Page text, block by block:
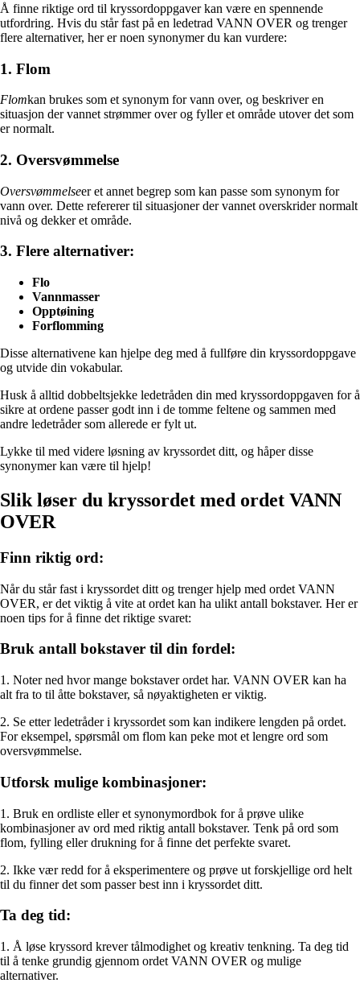
Å finne riktige ord til kryssordoppgaver kan være en spennende
utfordring. Hvis du står fast på en ledetrad VANN OVER og trenger
flere alternativer, her er noen synonymer du kan vurdere:
1. Flom
Flomkan brukes som et synonym for vann over, og beskriver en
situasjon der vannet strømmer over og fyller et område utover det som
er normalt.
2. Oversvømmelse
Oversvømmelseer et annet begrep som kan passe som synonym for
vann over. Dette refererer til situasjoner der vannet overskrider normalt
nivå og dekker et område.
3. Flere alternativer:
Flo
Vannmasser
Opptøining
Forflomming
Disse alternativene kan hjelpe deg med å fullføre din kryssordoppgave
og utvide din vokabular.
Husk å alltid dobbeltsjekke ledetråden din med kryssordoppgaven for å
sikre at ordene passer godt inn i de tomme feltene og sammen med
andre ledetråder som allerede er fylt ut.
Lykke til med videre løsning av kryssordet ditt, og håper disse
synonymer kan være til hjelp!
Slik løser du kryssordet med ordet VANN
OVER
Finn riktig ord:
Når du står fast i kryssordet ditt og trenger hjelp med ordet VANN
OVER, er det viktig å vite at ordet kan ha ulikt antall bokstaver. Her er
noen tips for å finne det riktige svaret:
Bruk antall bokstaver til din fordel:
1. Noter ned hvor mange bokstaver ordet har. VANN OVER kan ha
alt fra to til åtte bokstaver, så nøyaktigheten er viktig.
2. Se etter ledetråder i kryssordet som kan indikere lengden på ordet.
For eksempel, spørsmål om flom kan peke mot et lengre ord som
oversvømmelse.
Utforsk mulige kombinasjoner:
1. Bruk en ordliste eller et synonymordbok for å prøve ulike
kombinasjoner av ord med riktig antall bokstaver. Tenk på ord som
flom, fylling eller drukning for å finne det perfekte svaret.
2. Ikke vær redd for å eksperimentere og prøve ut forskjellige ord helt
til du finner det som passer best inn i kryssordet ditt.
Ta deg tid:
1. Å løse kryssord krever tålmodighet og kreativ tenkning. Ta deg tid
til å tenke grundig gjennom ordet VANN OVER og mulige
alternativer.